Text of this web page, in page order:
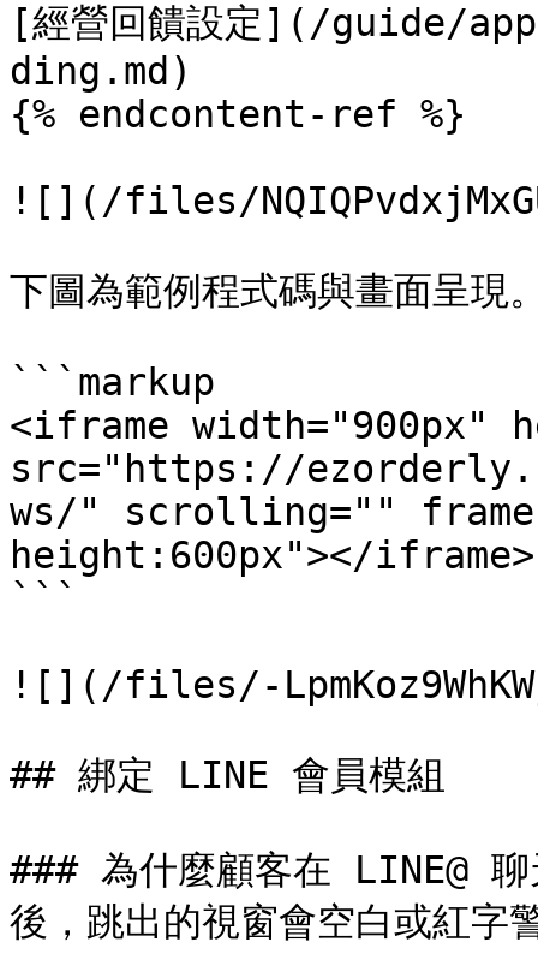
[經營回饋設定](/guide/
ding.md)
{% endcontent-ref %}
![](/files/
下圖為範例程式碼與畫面呈現
```markup
<iframe width="900px"
src="https://
ws/" scrolling=""
height:600px"></iframe>
```
![](/files/-
## 綁定 LINE 會員模組
### 為什麼顧客在 LINE@
後，跳出的視窗會空白或紅字